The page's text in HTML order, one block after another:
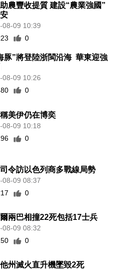
農豐收提質 建設“農業強國”
08-09 10:39
0
豚”將登陸浙閩沿海 華東迎強
08-09 10:26
0
美伊仍在博奕
08-09 10:18
0
令訪以色列商多戰線局勢
08-09 08:37
0
兩巴相撞22死包括17士兵
08-09 08:32
0
州滅火直升機墜毀2死